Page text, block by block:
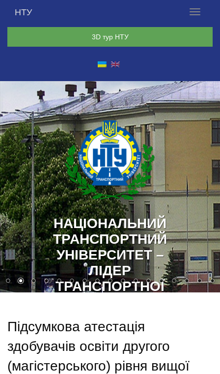
Меню
НТУ
3D тур НТУ
СЛАВА УКРАЇНІ!
ГЕРОЯМ СЛАВА!
Підсумкова атестація
здобувачів освіти другого
(магістерського) рівня вищої